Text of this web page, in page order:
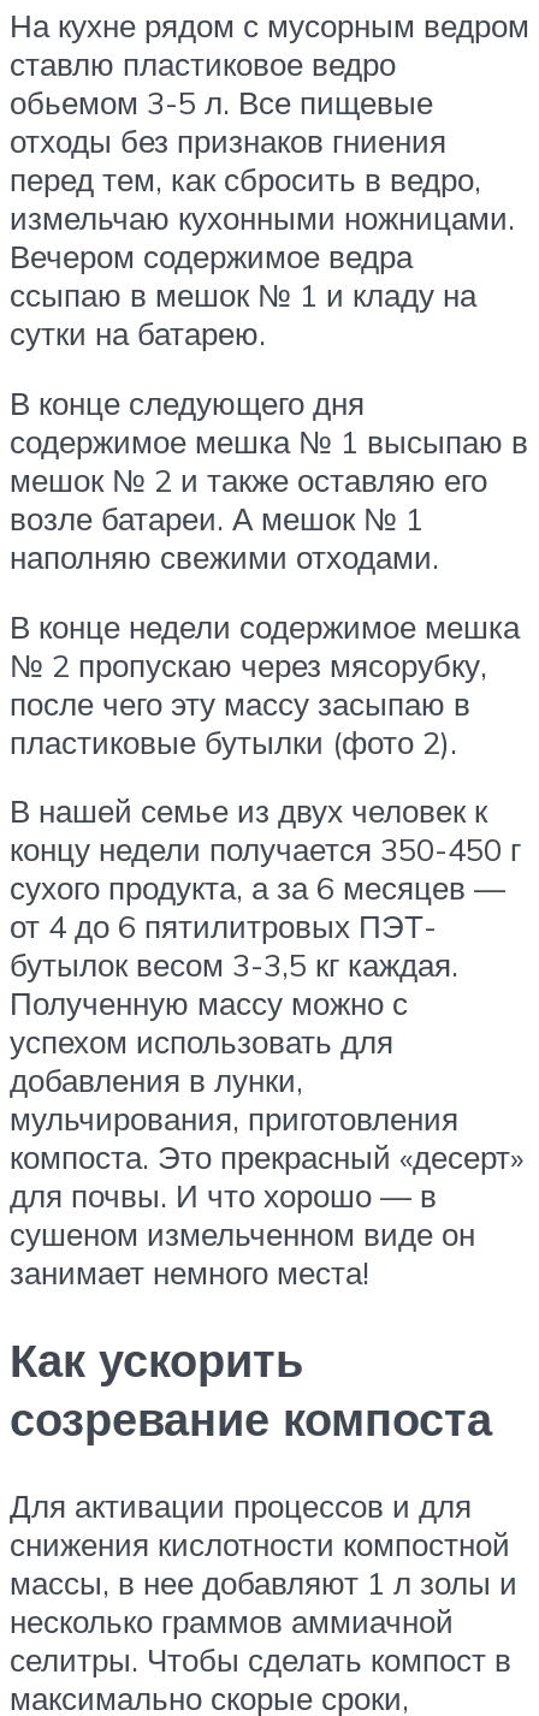
На кухне рядом с мусорным ведром
ставлю пластиковое ведро
обьемом 3-5 л. Все пищевые
отходы без признаков гниения
перед тем, как сбросить в ведро,
измельчаю кухонными ножницами.
Вечером содержимое ведра
ссыпаю в мешок № 1 и кладу на
сутки на батарею.
В конце следующего дня
содержимое мешка № 1 высыпаю в
мешок № 2 и также оставляю его
возле батареи. А мешок № 1
наполняю свежими отходами.
В конце недели содержимое мешка
№ 2 пропускаю через мясорубку,
после чего эту массу засыпаю в
пластиковые бутылки (фото 2).
В нашей семье из двух человек к
концу недели получается 350-450 г
сухого продукта, а за 6 месяцев —
от 4 до 6 пятилитровых ПЭТ-
бутылок весом 3-3,5 кг каждая.
Полученную массу можно с
успехом использовать для
добавления в лунки,
мульчирования, приготовления
компоста. Это прекрасный «десерт»
для почвы. И что хорошо — в
сушеном измельченном виде он
занимает немного места!
Как ускорить
созревание компоста
Для активации процессов и для
снижения кислотности компостной
массы, в нее добавляют 1 л золы и
несколько граммов аммиачной
селитры. Чтобы сделать компост в
максимально скорые сроки,